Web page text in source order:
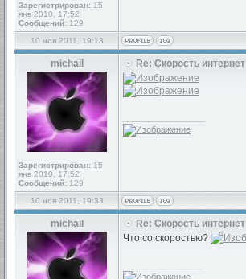
Зарегистрирован: 15
янв 2010, 17:52
Сообщений: 129
10 ноя 2011, 19:13
michail
Зарегистрирован: 15
янв 2010, 17:52
Сообщений: 129
Re: Скорость интернет
10 ноя 2011, 19:33
michail
Re: Скорость интернет
Что со скоростью?